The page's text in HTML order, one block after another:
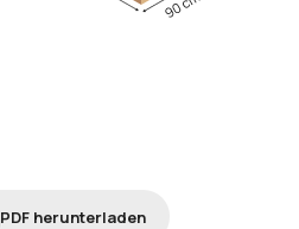
PDF herunterladen